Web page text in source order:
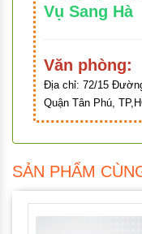
Vụ Sang
Văn phòng:
Địa chỉ: 72/15
Quận Tân Phú,
SẢN PHẨM